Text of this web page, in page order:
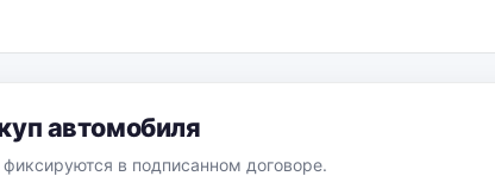
автомобиля
в подписанном договоре.